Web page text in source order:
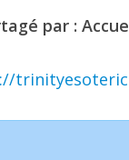
par :